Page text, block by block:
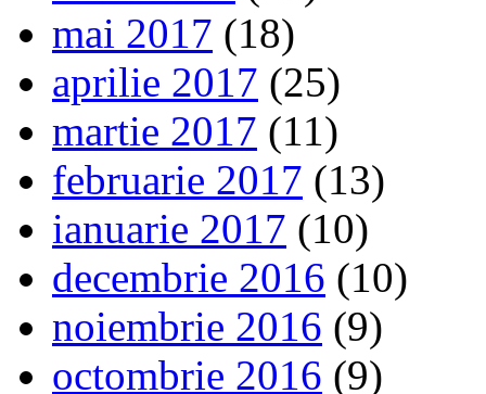
mai 2017 (18)
aprilie 2017 (25)
martie 2017 (11)
februarie 2017 (13)
ianuarie 2017 (10)
decembrie 2016 (10)
noiembrie 2016 (9)
octombrie 2016 (9)